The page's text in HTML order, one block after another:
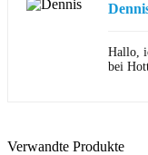
Hallo,
bei
Verwandte Produkte